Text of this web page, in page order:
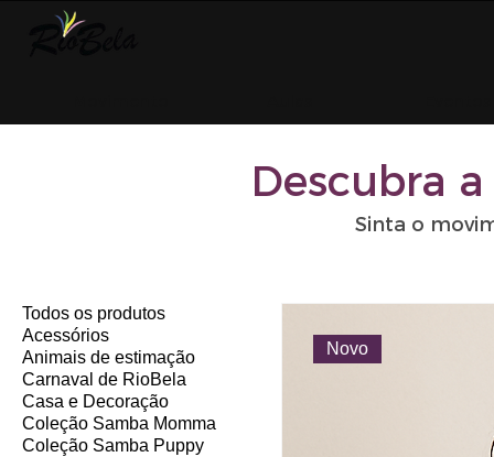
Descubra
Sinta o
Todos os produtos
Acessórios
Animais de estimação
Carnaval de RioBela
Casa e Decoração
Coleção Samba Momma
Coleção Samba Puppy
Novo